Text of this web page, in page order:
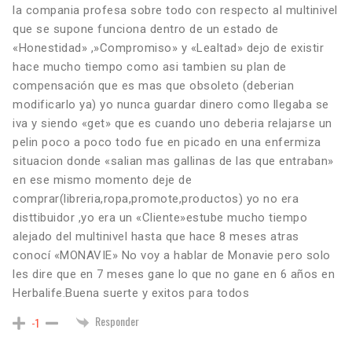
la compania profesa sobre todo con respecto al multinivel
que se supone funciona dentro de un estado de
«Honestidad» ,»Compromiso» y «Lealtad» dejo de existir
hace mucho tiempo como asi tambien su plan de
compensación que es mas que obsoleto (deberian
modificarlo ya) yo nunca guardar dinero como llegaba se
iva y siendo «get» que es cuando uno deberia relajarse un
pelin poco a poco todo fue en picado en una enfermiza
situacion donde «salian mas gallinas de las que entraban»
en ese mismo momento deje de
comprar(libreria,ropa,promote,productos) yo no era
disttibuidor ,yo era un «Cliente»estube mucho tiempo
alejado del multinivel hasta que hace 8 meses atras
conocí «MONAVIE» No voy a hablar de Monavie pero solo
les dire que en 7 meses gane lo que no gane en 6 años en
Herbalife.Buena suerte y exitos para todos
-1 Responder